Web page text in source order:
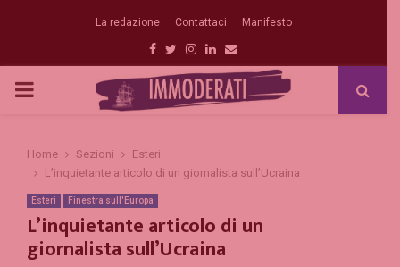
La redazione Contattaci Manifesto
Facebook
Twitter
Instagram
Linkedin
Email
PRIMARY
Home Sezioni
Esteri
L’inquietante articolo di un giornalista sull’Ucraina
Esteri Finestra sull'Europa
L’inquietante articolo di un
giornalista sull’Ucraina